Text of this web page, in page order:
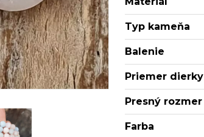
Typ kameňa
Balenie
Priemer dierky
Presný rozmer
Farba